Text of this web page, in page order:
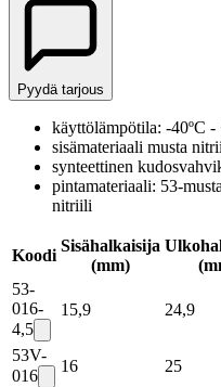
Pyydä tarjous
käyttölämpötila: -40ºC -
sisämateriaali musta
synteettinen
pintamateriaali: 53-
nitriili
Koodi
Sisähalkaisija
(mm)
53-
016-
4,5
15,9 24,9
53V-
016
16 25